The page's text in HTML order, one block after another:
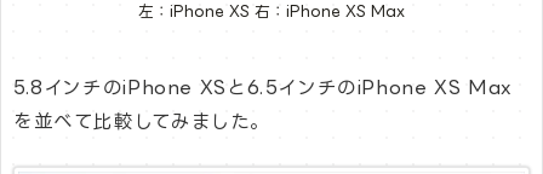
左：iPhone XS 右：iPhone XS Max
5.8インチのiPhone XSと6.5インチのiPhone XS Max
を並べて比較してみました。